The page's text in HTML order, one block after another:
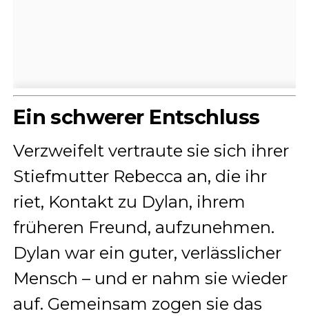
Ein schwerer Entschluss
Verzweifelt vertraute sie sich ihrer
Stiefmutter Rebecca an, die ihr
riet, Kontakt zu Dylan, ihrem
früheren Freund, aufzunehmen.
Dylan war ein guter, verlässlicher
Mensch – und er nahm sie wieder
auf. Gemeinsam zogen sie das